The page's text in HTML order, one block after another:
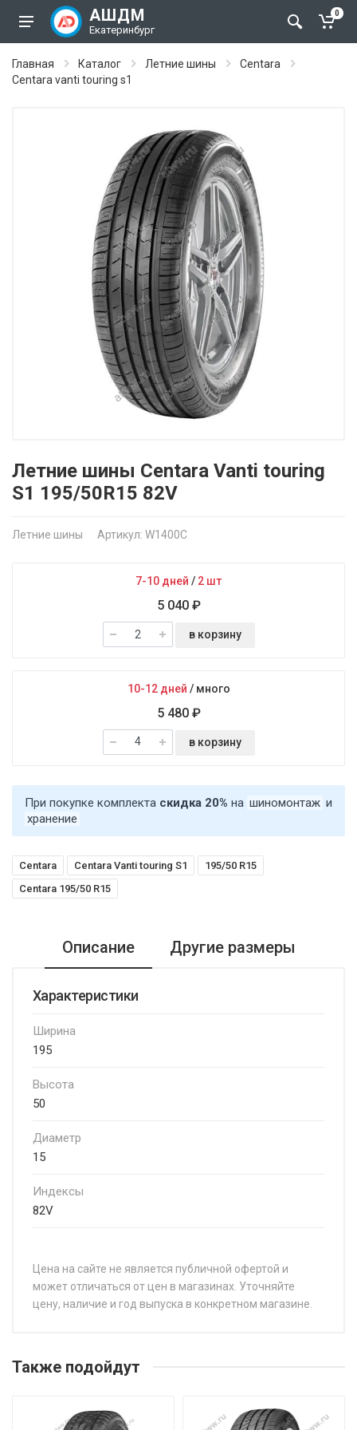
АШДМ
Екатеринбург
0
Главная Каталог Летние шины
Centara
Centara vanti touring s1
Летние шины Centara Vanti touring
S1 195/50R15 82V
Летние шины Артикул: W1400C
7-10 дней / 2 шт
5 040 ₽
в корзину
10-12 дней / много
5 480 ₽
в корзину
При покупке комплекта скидка 20% на шиномонтаж и
хранение
Centara Centara Vanti touring S1
195/50 R15
Centara 195/50 R15
Описание Другие размеры
Характеристики
Ширина
195
Высота
50
Диаметр
15
Индексы
82V
Цена на сайте не является публичной офертой и
может отличаться от цен в магазинах. Уточняйте
цену, наличие и год выпуска в конкретном магазине.
Centara Vanti touring S1 185/60R14 82H
Также подойдут